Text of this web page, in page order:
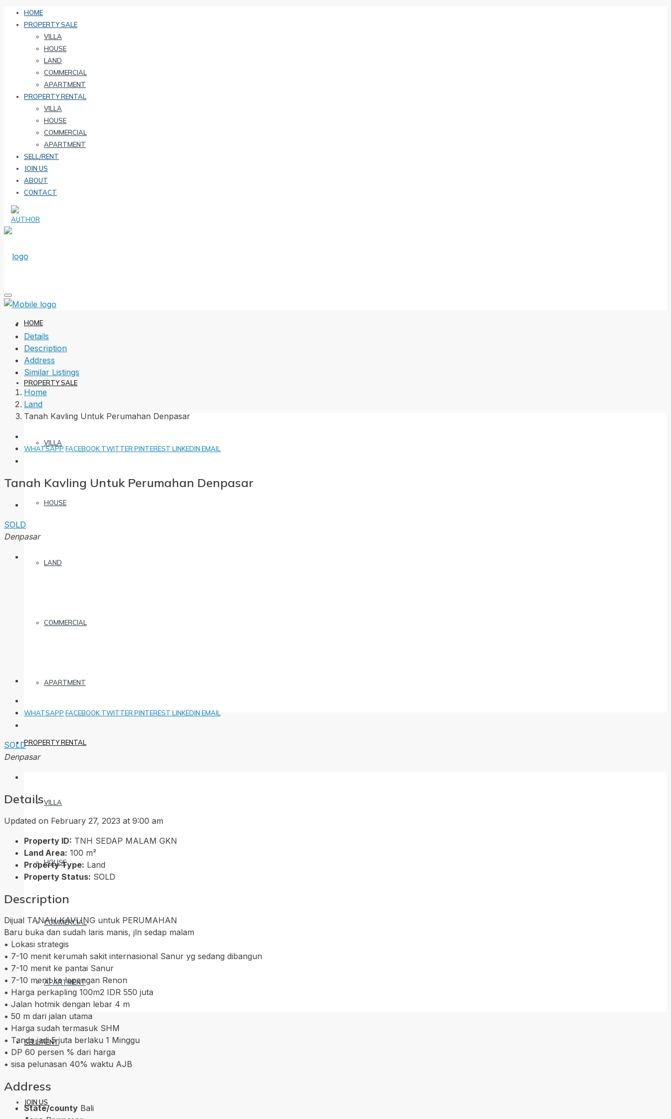
HOME
PROPERTY SALE
VILLA
HOUSE
LAND
COMMERCIAL
APARTMENT
PROPERTY RENTAL
VILLA
HOUSE
COMMERCIAL
APARTMENT
SELL/RENT
JOIN US
ABOUT
CONTACT
HOME
PROPERTY SALE
VILLA
HOUSE
LAND
COMMERCIAL
APARTMENT
PROPERTY RENTAL
VILLA
HOUSE
COMMERCIAL
APARTMENT
SELL/RENT
JOIN US
Details
Description
Address
Similar Listings
Home
Land
Tanah Kavling Untuk Perumahan Denpasar
WHATSAPP FACEBOOK TWITTER PINTEREST LINKEDIN EMAIL
Tanah Kavling Untuk Perumahan Denpasar
SOLD
Denpasar
WHATSAPP FACEBOOK TWITTER PINTEREST LINKEDIN EMAIL
SOLD
Denpasar
Details
Updated on February 27, 2023 at 9:00 am
Property ID: TNH SEDAP MALAM GKN
Land Area: 100 m²
Property Type: Land
Property Status: SOLD
Description
Dijual TANAH KAVLING untuk PERUMAHAN
Baru buka dan sudah laris manis, jln sedap malam
• Lokasi strategis
• 7-10 menit kerumah sakit internasional Sanur yg sedang dibangun
• 7-10 menit ke pantai Sanur
• 7-10 menit ke lapangan Renon
• Harga perkapling 100m2 IDR 550 juta
• Jalan hotmik dengan lebar 4 m
• 50 m dari jalan utama
• Harga sudah termasuk SHM
• Tanda jadi 5 juta berlaku 1 Minggu
• DP 60 persen % dari harga
• sisa pelunasan 40% waktu AJB
Address
State/county Bali